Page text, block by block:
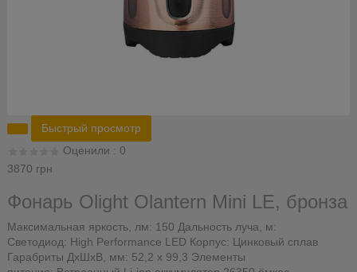
Быстрый просмотр
Оценили : 0
3870 грн
Фонарь Olight Olantern Mini LE, бронза
Максимальная яркость, лм: 150 Дальность луча, м:
Светодиод: High Performance LED Корпус: Цинковый сплав
Гарабриты ДхШхВ, мм: 52,2 х 99,3 Элементы